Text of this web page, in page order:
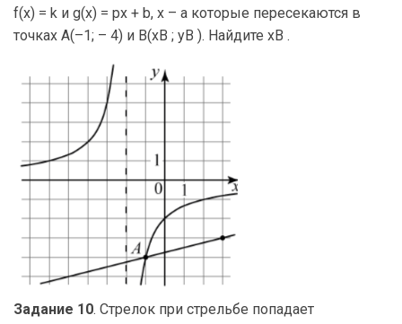
f(x) = k и g(x) = px + b, x – a которые пересекаются в
точках A(–1; – 4) и B(xB ; yB ). Найдите xB .
Задание 10. Стрелок при стрельбе попадает